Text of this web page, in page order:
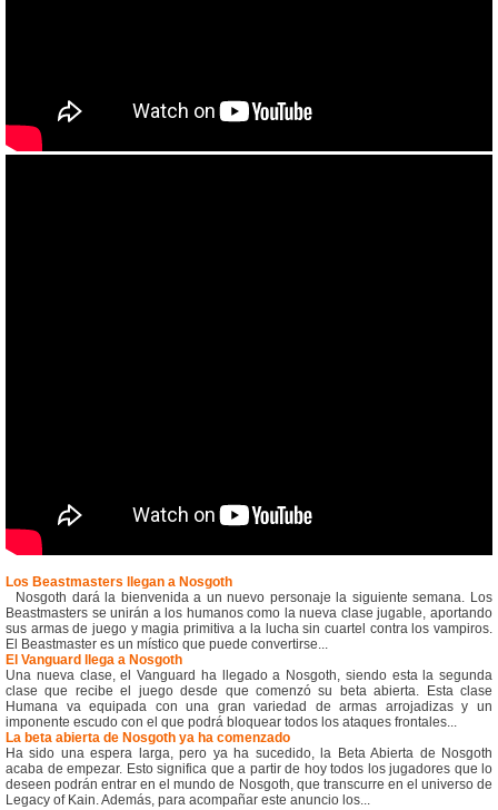
Los Beastmasters llegan a Nosgoth
Nosgoth dará la bienvenida a un nuevo personaje la siguiente semana. Los
Beastmasters se unirán a los humanos como la nueva clase jugable, aportando
sus armas de juego y magia primitiva a la lucha sin cuartel contra los vampiros.
El Beastmaster es un místico que puede convertirse...
El Vanguard llega a Nosgoth
Una nueva clase, el Vanguard ha llegado a Nosgoth, siendo esta la segunda
clase que recibe el juego desde que comenzó su beta abierta. Esta clase
Humana va equipada con una gran variedad de armas arrojadizas y un
imponente escudo con el que podrá bloquear todos los ataques frontales...
La beta abierta de Nosgoth ya ha comenzado
Ha sido una espera larga, pero ya ha sucedido, la Beta Abierta de Nosgoth
acaba de empezar. Esto significa que a partir de hoy todos los jugadores que lo
deseen podrán entrar en el mundo de Nosgoth, que transcurre en el universo de
Legacy of Kain. Además, para acompañar este anuncio los...